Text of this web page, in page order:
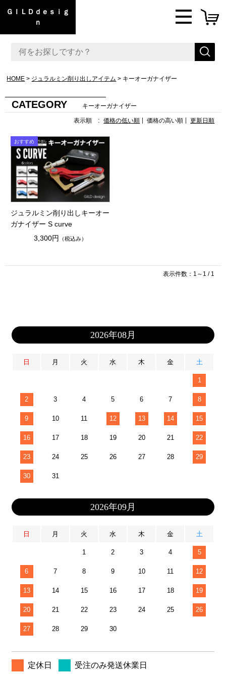
ＧＩＬＤｄｅｓｉｇ
ｎ
HOME ジュラルミン削り出しアイテム キーオーガナイザー
CATEGORY キーオーガナイザー
表示順 : 価格の低い順 価格の高い順 更新日順
ジュラルミン削り出しキーオー
ガナイザー S curve
3,300円
（税込み）
表示件数：1～1 / 1
2026年08月
日 月 火 水 木 金 土
1
2 3 4 5 6 7 8
9 10 11 12 13 14 15
16 17 18 19 20 21 22
23 24 25 26 27 28 29
30 31
2026年09月
日 月 火 水 木 金 土
1 2 3 4 5
6 7 8 9 10 11 12
13 14 15 16 17 18 19
20 21 22 23 24 25 26
27 28 29 30
定休日 受注のみ発送休業日